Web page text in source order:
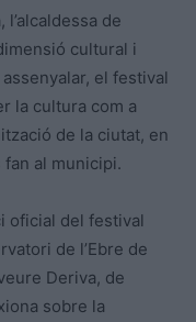
de
cultural i
el festival
la cultura com a
de la ciutat, en
al municipi.
oficial del festival
de l’Ebre de
Deriva, de
sobre la